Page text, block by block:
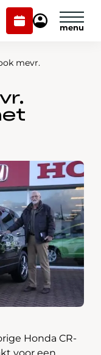
Plan
onderhoud
Mijn
mevr.
Honda CR-